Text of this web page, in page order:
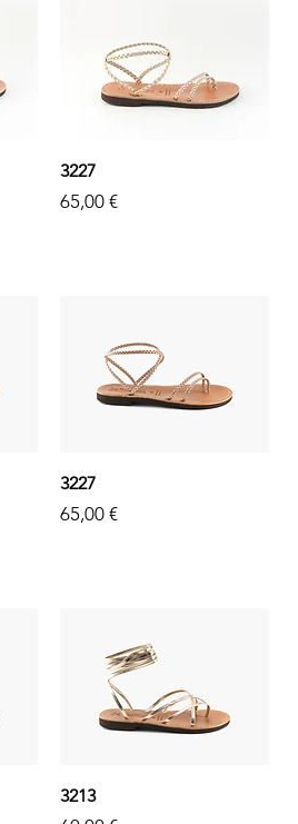
3227
Prezzo
65,00 €
3227
Prezzo
65,00 €
3213